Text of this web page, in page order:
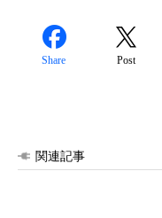
Share Post
関連記事